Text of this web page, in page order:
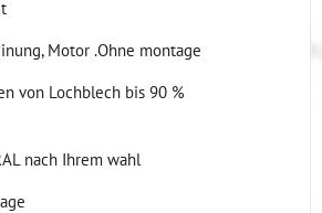
Motor .Ohne montage
von Lochblech bis 90 %
nach Ihrem wahl